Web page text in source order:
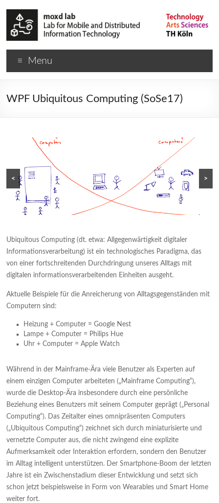
Menu
WPF Ubiquitous Computing (SoSe17)
< >
Ubiquitous Computing (dt. etwa: Allgegenwärtigkeit digitaler
Informationsverarbeitung) ist ein technologisches Paradigma, das
von einer fortschreitenden Durchdringung unseres Alltags mit
digitalen informationsverarbeitenden Einheiten ausgeht.
Aktuelle Beispiele für die Anreicherung von Alltagsgegenständen mit
Computern sind:
Heizung + Computer = Google Nest
Lampe + Computer = Philips Hue
Uhr + Computer = Apple Watch
Während in der Mainframe-Ära viele Benutzer als Experten auf
einem einzigen Computer arbeiteten („Mainframe Computing“),
wurde die Desktop-Ära insbesondere durch eine persönliche
Beziehung eines Benutzers mit seinem Computer geprägt („Personal
Computing“). Das Zeitalter eines omnipräsenten Computers
(„Ubiquitous Computing“) zeichnet sich durch miniaturisierte und
vernetzte Computer aus, die nicht zwingend eine explizite
Aufmerksamkeit oder Interaktion erfordern, sondern den Benutzer
im Alltag intelligent unterstützen. Der Smartphone-Boom der letzten
Jahre ist ein Zwischenstadium dieser Entwicklung und setzt sich
schon jetzt beispielsweise in Form von Wearables und Smart Home
weiter fort.